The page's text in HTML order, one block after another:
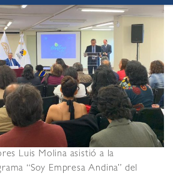
Luis Molina asistió a la
“Soy Empresa Andina” del